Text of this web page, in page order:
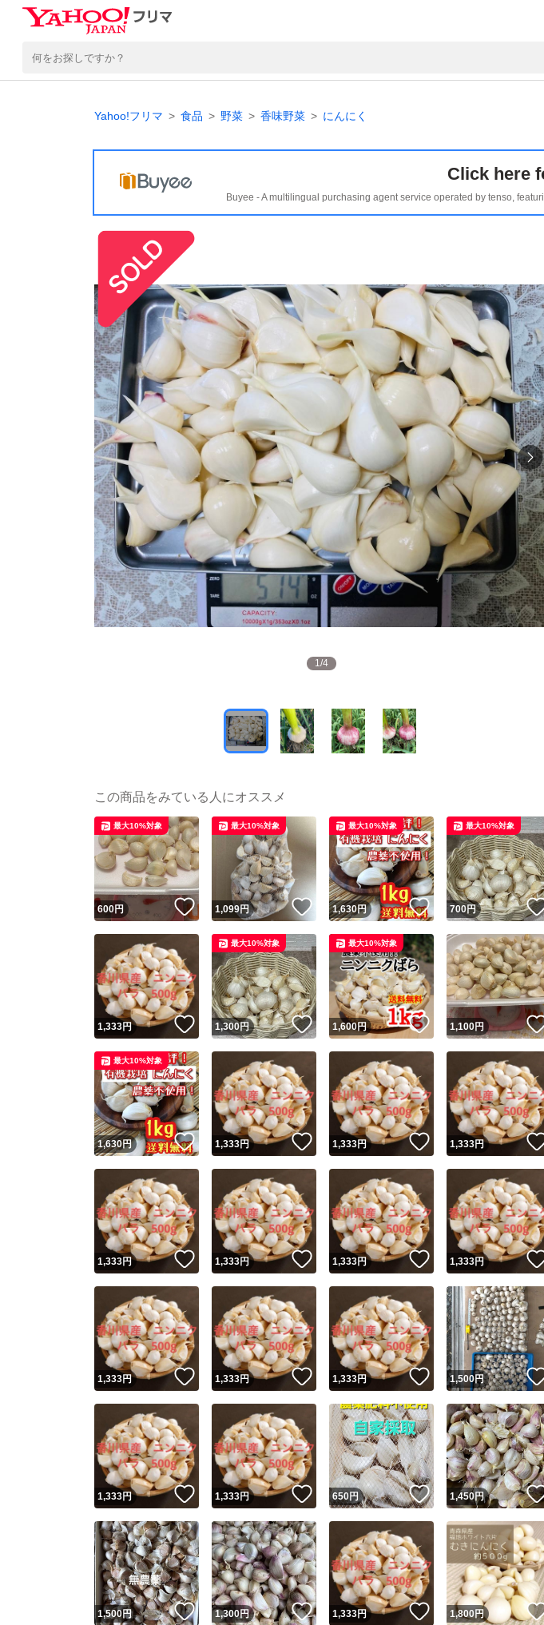
Yahoo!フリマ 食品 野菜 香味野菜 にんにく
Click here
Buyee - A multilingual purchasing agent service operated by tenso,
1/4
ユーザーの実
この商品をみている人にオススメ
600円 いいね！
最大10%対象
1,099円 いいね！
最大10%対象
1,630円 いいね！
最大10%対象
700円
最大10%対象
1,333円 いいね！
1,300円 いいね！
最大10%対象
1,600円 いいね！
最大10%対象
1,100円
1,630円 いいね！
最大10%対象
1,333円 いいね！
1,333円 いいね！
1,333円
1,333円 いいね！
1,333円 いいね！
1,333円 いいね！
1,333円
1,333円 いいね！
1,333円 いいね！
1,333円 いいね！
1,500円
1,333円 いいね！
1,333円 いいね！
650円 いいね！
1,450円
1,500円 いいね！
1,300円 いいね！
1,333円 いいね！
1,800円